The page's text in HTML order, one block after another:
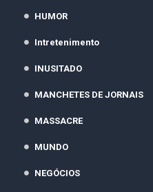
HUMOR
Intretenimento
INUSITADO
MANCHETES DE JORNAIS
MASSACRE
MUNDO
NEGÓCIOS